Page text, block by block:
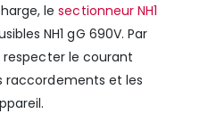
lesectionneur NH1
NH1 gG 690V. Par
respecter le courant
raccordements et les